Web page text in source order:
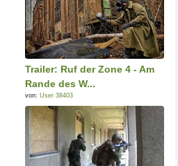
Trailer: Ruf der Zone 4 - Am
Rande des W...
von: User 38403